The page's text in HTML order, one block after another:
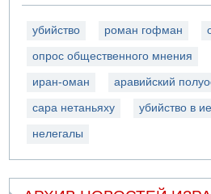
убийство роман гофман
опрос общественного мнения
иран-оман аравийский
сара нетаньяху убийство в
нелегалы